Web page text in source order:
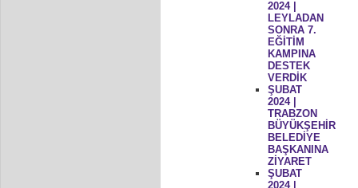
2024 |
LEYLADAN
SONRA 7.
EĞİTİM
KAMPINA
DESTEK
VERDİK
ŞUBAT
2024 |
TRABZON
BÜYÜKŞEHİR
BELEDİYE
BAŞKANINA
ZİYARET
ŞUBAT
2024 |